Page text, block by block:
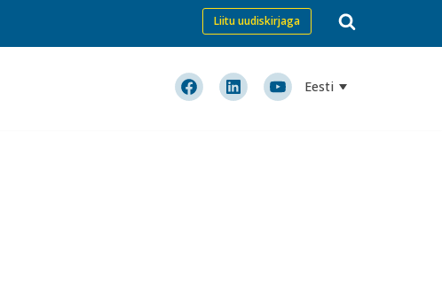
Liitu uudiskirjaga
Eesti